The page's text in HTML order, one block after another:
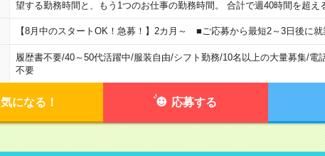
望する勤務時間と、もう1つのお仕事の勤務時間。 合計で週40時間を超え
【8月中のスタートOK！急募！】2カ月～ ■ご応募から最短2～3日後に就
履歴書不要/40～50代活躍中/服装自由/シフト勤務/10名以上の大量募集/電
不要
気になる！ 応募する